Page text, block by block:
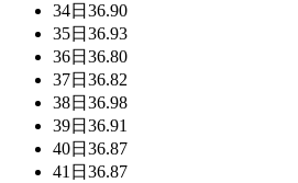
34日 36.90
35日 36.93
36日 36.80
37日 36.82
38日 36.98
39日 36.91
40日 36.87
41日 36.87